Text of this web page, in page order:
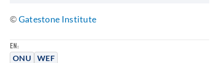
EN:
ONU WEF
©Gatestone Institute